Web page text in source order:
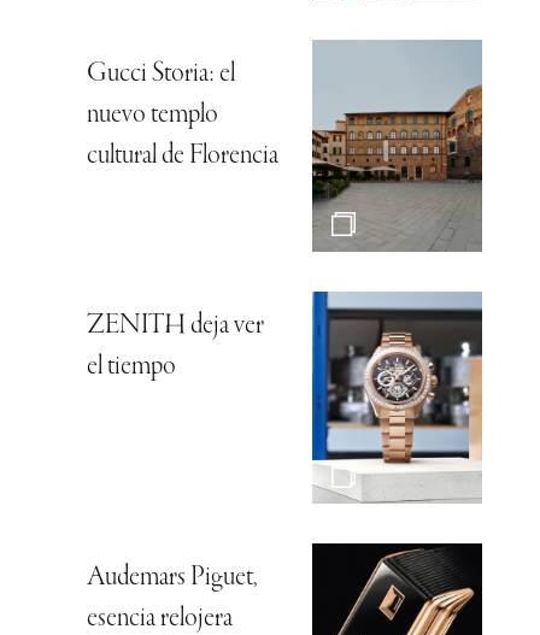
Gucci Storia: el
nuevo templo
cultural de Florencia
ZENITH deja ver
el tiempo
Audemars Piguet,
esencia relojera